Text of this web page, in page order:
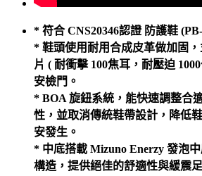
* 符合 CNS20346認證 防護鞋
* 鞋頭使用耐用合成皮革做加固
片 ( 耐衝擊 100焦耳，耐壓迫
安檢門。
* BOA 旋鈕系統，能快速調整合
性，並取消傳統鞋帶設計，降低
安發生。
* 中底搭載 Mizuno Enerzy 發泡
構造，提供絕佳的舒適性與緩震足